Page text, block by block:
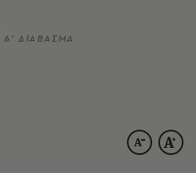
6’ ΔΙΑΒΑΣΜΑ